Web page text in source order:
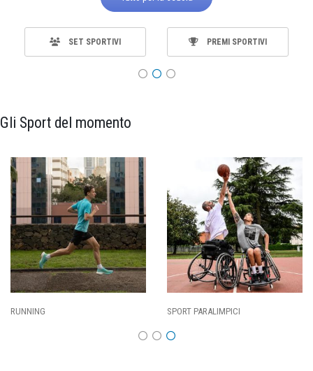
SET SPORTIVI PREMI SPORTIVI
Gli Sport del momento
RUNNING SPORT PARALIMPICI